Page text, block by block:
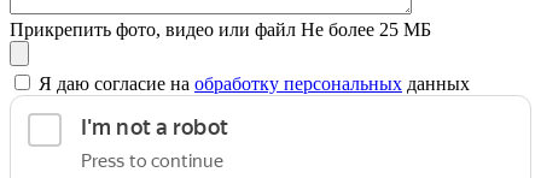
Прикрепить фото, видео или файл Не более 25 МБ
Я даю согласие на обработку персональных данных